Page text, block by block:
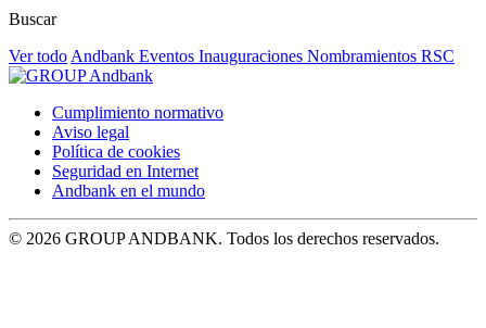
Buscar
Ver todo Andbank Eventos Inauguraciones Nombramientos RSC
Cumplimiento normativo
Aviso legal
Política de cookies
Seguridad en Internet
Andbank en el mundo
© 2026 GROUP ANDBANK. Todos los derechos reservados.